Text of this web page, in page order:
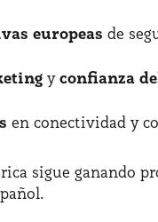
europeas de
yconfianza
en conectividad y
sigue ganando